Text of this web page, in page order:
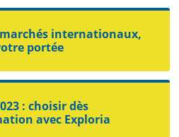
marchés internationaux,
portée
: choisir dès
avec Exploria